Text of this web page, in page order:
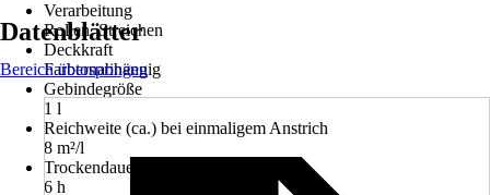
Verarbeitung
Rollen, Streichen
Deckkraft
Farbtonabhängig
Gebindegröße
1 l
Reichweite (ca.) bei einmaligem Anstrich
8 m²/l
Trockendauer ca.
6 h
Datenblätter
Bereich überspringen